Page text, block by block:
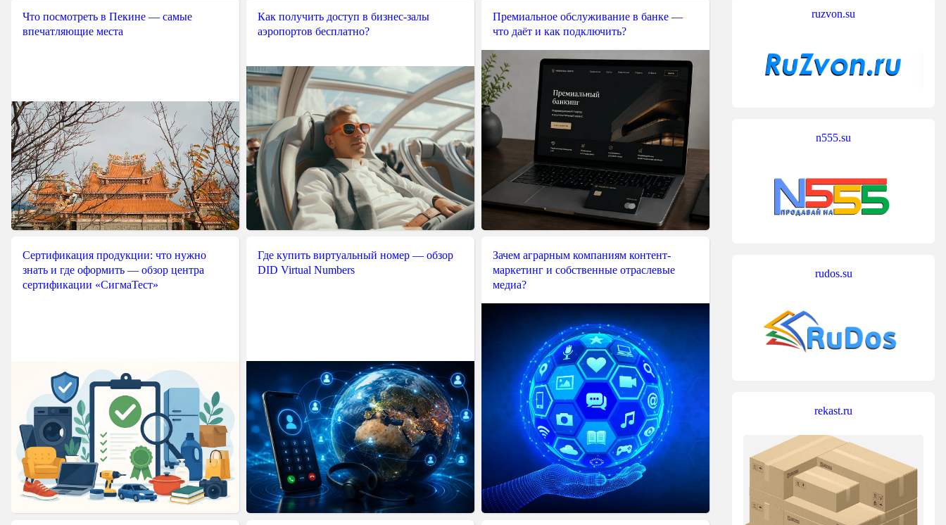
Что посмотреть в Пекине — самые
впечатляющие места
Как получить доступ в бизнес-залы
аэропортов бесплатно?
Премиальное обслуживание в банке —
что даёт и как подключить?
Сертификация продукции: что нужно
знать и где оформить — обзор центра
сертификации «СигмаТест»
Где купить виртуальный номер — обзор
DID Virtual Numbers
Зачем аграрным компаниям контент-
маркетинг и собственные отраслевые
медиа?
ruzvon.su
n555.su
rudos.su
rekast.ru